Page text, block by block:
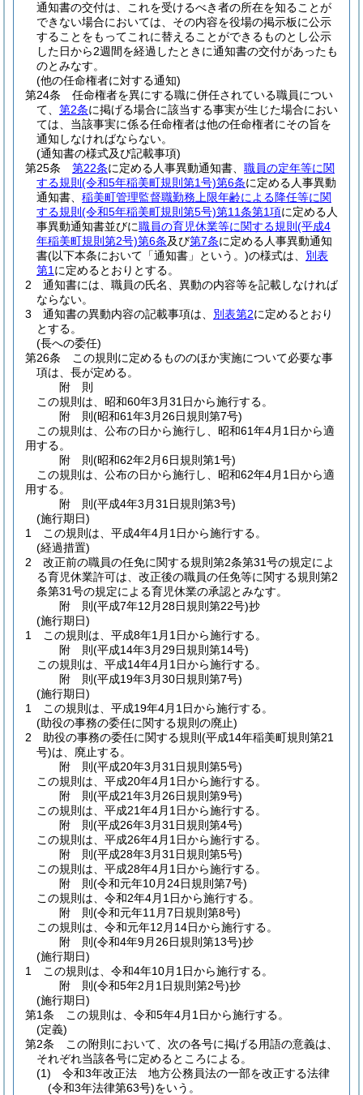
通知書の交付は、これを受けるべき者の所在を知ることが
できない場合においては、その内容を役場の掲示板に公示
することをもってこれに替えることができるものとし公示
した日から2週間を経過したときに通知書の交付があったも
のとみなす。
(他の任命権者に対する通知)
第24条
任命権者を異にする職に併任されている職員につい
て、 第2条に掲げる場合に該当する事実が生じた場合におい
ては、当該事実に係る任命権者は他の任命権者にその旨を
通知しなければならない。
(通知書の様式及び記載事項)
第25条
第22条に定める人事異動通知書、 職員の定年等に関
する規則 (令和5年稲美町規則第1号)第6条に定める人事異動
通知書、 稲美町管理監督職勤務上限年齢による降任等に関
する規則 (令和5年稲美町規則第5号)第11条第1項に定める人
事異動通知書並びに職員の育児休業等に関する規則 (平成4
年稲美町規則第2号)第6条及び第7条に定める人事異動通知
書(以下本条において「通知書」という。)の様式は、 別表
第1 に定めるとおりとする。
2
通知書には、職員の氏名、異動の内容等を記載しなければ
ならない。
3
通知書の異動内容の記載事項は、 別表第2に定めるとおり
とする。
(長への委任)
第26条
この規則に定めるもののほか実施について必要な事
項は、長が定める。
附 則
この規則は、昭和60年3月31日から施行する。
附 則(昭和61年3月26日規則第7号)
この規則は、公布の日から施行し、昭和61年4月1日から適
用する。
附 則(昭和62年2月6日規則第1号)
この規則は、公布の日から施行し、昭和62年4月1日から適
用する。
附 則(平成4年3月31日規則第3号)
(施行期日)
1
この規則は、平成4年4月1日から施行する。
(経過措置)
2
改正前の職員の任免に関する規則第2条第31号の規定によ
る育児休業許可は、改正後の職員の任免等に関する規則第2
条第31号の規定による育児休業の承認とみなす。
附 則(平成7年12月28日規則第22号)抄
(施行期日)
1
この規則は、平成8年1月1日から施行する。
附 則(平成14年3月29日規則第14号)
この規則は、平成14年4月1日から施行する。
附 則(平成19年3月30日規則第7号)
(施行期日)
1
この規則は、平成19年4月1日から施行する。
(助役の事務の委任に関する規則の廃止)
2
助役の事務の委任に関する規則 (平成14年稲美町規則第21
号)は、廃止する。
附 則(平成20年3月31日規則第5号)
この規則は、平成20年4月1日から施行する。
附 則(平成21年3月26日規則第9号)
この規則は、平成21年4月1日から施行する。
附 則(平成26年3月31日規則第4号)
この規則は、平成26年4月1日から施行する。
附 則(平成28年3月31日規則第5号)
この規則は、平成28年4月1日から施行する。
附 則(令和元年10月24日規則第7号)
この規則は、令和2年4月1日から施行する。
附 則(令和元年11月7日規則第8号)
この規則は、令和元年12月14日から施行する。
附 則(令和4年9月26日規則第13号)抄
(施行期日)
1
この規則は、令和4年10月1日から施行する。
附 則(令和5年2月1日規則第2号)抄
(施行期日)
第1条
この規則は、令和5年4月1日から施行する。
(定義)
第2条
この附則において、次の各号に掲げる用語の意義は、
それぞれ当該各号に定めるところによる。
(1)
令和3年改正法 地方公務員法の一部を改正する法律
(令和3年法律第63号)をいう。